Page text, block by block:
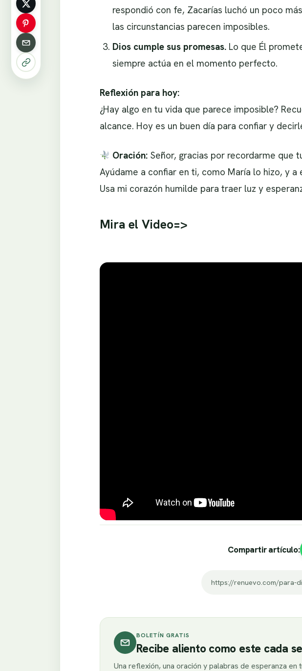
respondió con fe, Zacarías luchó un poco
las circunstancias parecen imposibles.
Dios cumple sus promesas. Lo que Él
siempre actúa en el momento perfecto.
Reflexión para hoy:
¿Hay algo en tu vida que parece imposible?
alcance. Hoy es un buen día para confiar y
Oración: Señor, gracias por recordarme que
Ayúdame a confiar en ti, como María lo hizo, y
Usa mi corazón humilde para traer luz y
Mira el Video=>
Compartir artículo:
https://renuevo.com/para-
BOLETÍN GRATIS
Recibe aliento como este cada
Una reflexión, una oración y palabras de esperanza en